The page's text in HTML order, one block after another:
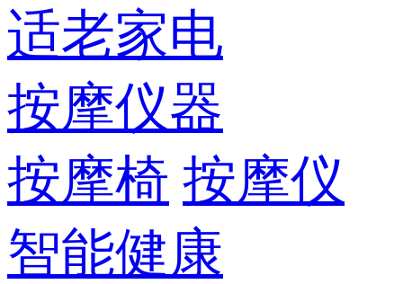
适老家电
按摩仪器
按摩椅 按摩仪
智能健康